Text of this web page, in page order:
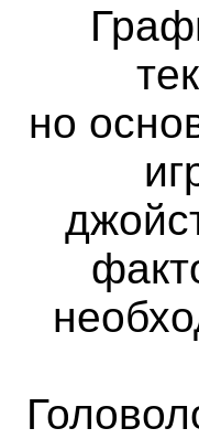
но